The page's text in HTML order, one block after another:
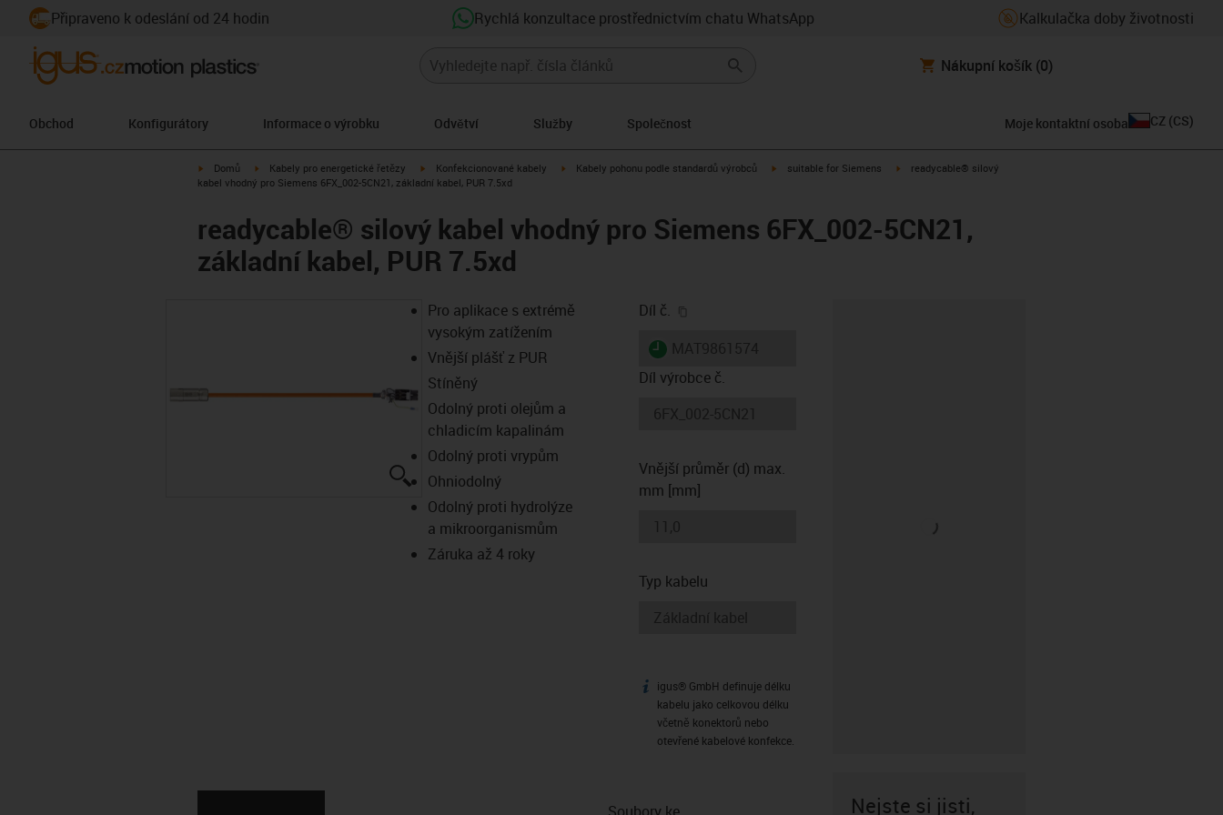
Připraveno k odeslání od 24 hodin Rychlá konzultace prostřednictvím chatu WhatsApp Kalkulačka doby životnosti
Nákupní košík (0)
Obchod Konfigurátory Informace o výrobku Odvětví Služby Společnost Moje kontaktní osoba CZ (CS)
igus-icon-arrow-right
Domů igus-icon-arrow-right
Kabely pro energetické řetězy igus-icon-arrow-right
Konfekcionované kabely igus-icon-arrow-right
Kabely pohonu podle standardů výrobců igus-icon-arrow-right
suitable for Siemens igus-icon-arrow-right
readycable® silový
kabel vhodný pro Siemens 6FX_002-5CN21, základní kabel, PUR 7.5xd
readycable® silový kabel vhodný pro Siemens 6FX_002-5CN21,
základní kabel, PUR 7.5xd
igus-icon-lupe
Pro aplikace s extrémě
vysokým zatížením
Vnější plášť z PUR
Stíněný
Odolný proti olejům a
chladicím kapalinám
Odolný proti vrypům
Ohniodolný
Odolný proti hydrolýze
a mikroorganismům
Záruka až 4 roky
Díl č.
igus-icon-lieferzeit
Díl výrobce č.
Vnější průměr (d) max.
mm [mm]
Typ kabelu
igus-icon-info
igus® GmbH definuje délku
kabelu jako celkovou délku
včetně konektorů nebo
otevřené kabelové konfekce.
Soubory ke
Nejste si jisti,